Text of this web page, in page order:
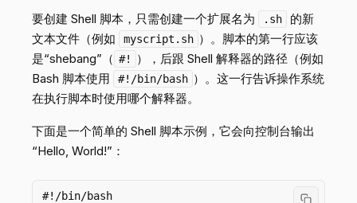
要创建 Shell 脚本，只需创建一个扩展名为 .sh
的新
文本文件（例如
myscript.sh ）。脚本的第一行应该
是“shebang”（ #!
），后跟 Shell 解释器的路径（例如
Bash 脚本使用
#!/bin/bash ）。这一行告诉操作系统
在执行脚本时使用哪个解释器。
下面是一个简单的 Shell 脚本示例，它会向控制台输出
“Hello, World!”：
#!/bin/bash